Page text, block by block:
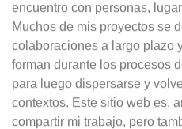
encuentro con personas,
Muchos de mis proyectos se
colaboraciones a largo plazo
forman durante los procesos
para luego dispersarse y
contextos. Este sitio web es,
compartir mi trabajo, pero